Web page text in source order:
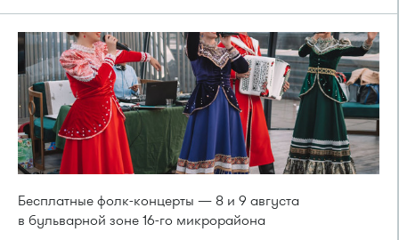
Бесплатные фолк-концерты — 8 и 9 августа
в бульварной зоне 16-го микрорайона